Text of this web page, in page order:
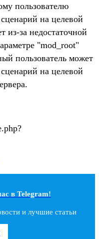
пользователю
на целевой
из-за недостаточной
"mod_root"
пользователь может
на целевой
в Telegram!
и лучшие статьи